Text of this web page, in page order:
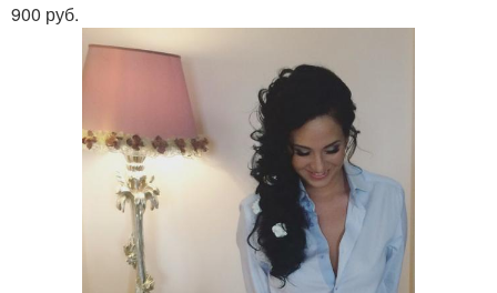
900 руб.